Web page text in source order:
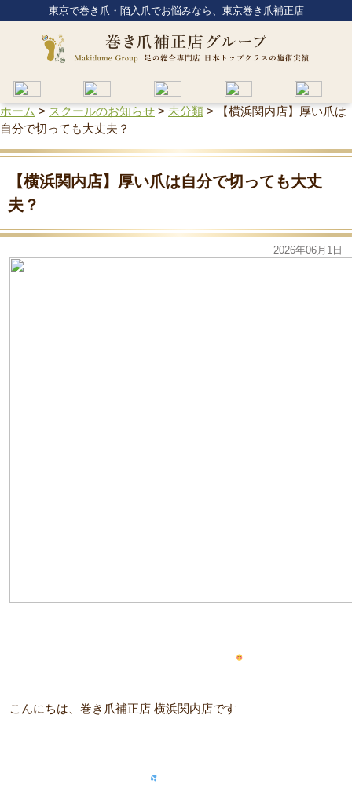
東京で巻き爪・陥入爪でお悩みなら、東京巻き爪補正店
ホーム > スクールのお知らせ > 未分類 >
【横浜関内店】厚い爪は
自分で切っても大丈夫？
【横浜関内店】厚い爪は自分で切っても大丈
夫？
2026年06月1日
こんにちは、巻き爪補正店 横浜関内店です